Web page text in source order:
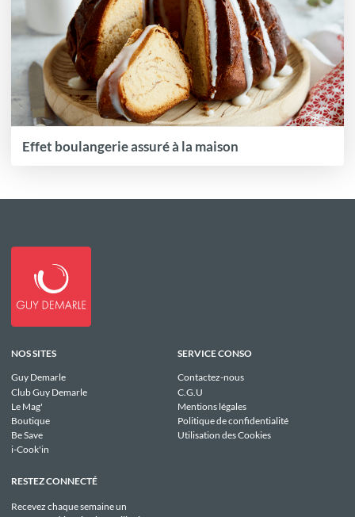
Effet boulangerie assuré à la maison
NOS SITES
Guy Demarle
Club Guy Demarle
Le Mag'
Boutique
Be Save
i-Cook'in
SERVICE CONSO
Contactez-nous
C.G.U
Mentions légales
Politique de confidentialité
Utilisation des Cookies
RESTEZ CONNECTÉ
Recevez chaque semaine un